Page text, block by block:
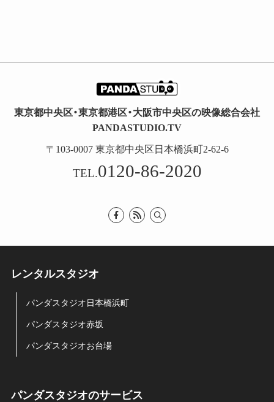
東京都中央区・東京都港区・大阪市中央区の映像総合会社
PANDASTUDIO.TV
〒103-0007 東京都中央区日本橋浜町2-62-6
TEL.0120-86-2020
レンタルスタジオ
パンダスタジオ日本橋浜町
パンダスタジオ赤坂
パンダスタジオお台場
パンダスタジオのサービス